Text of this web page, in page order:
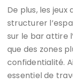
De plus, les
structurer
sur le bar attire
que des zones
confidentialité.
essentiel de